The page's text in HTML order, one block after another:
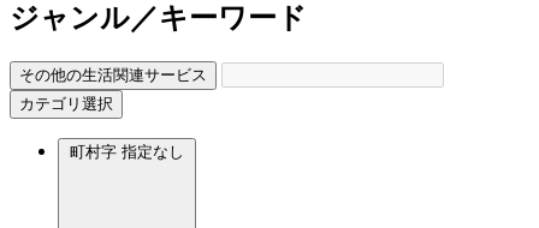
ジャンル／キーワード
その他の生活関連サービス
カテゴリ選択
町村字 指定なし